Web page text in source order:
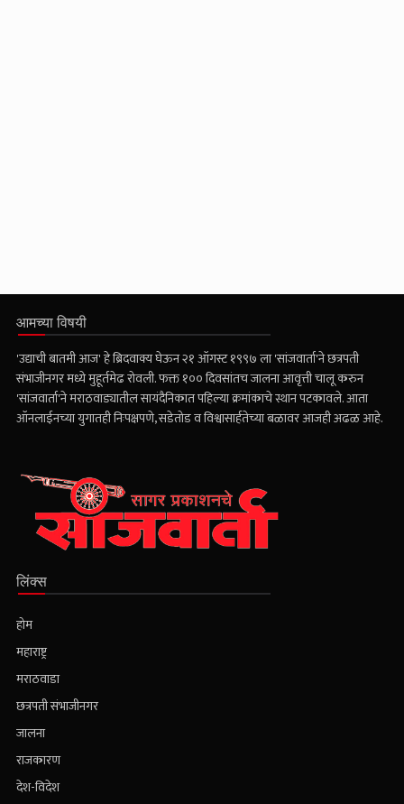
आमच्या विषयी
'उद्याची बातमी आज' हे ब्रिदवाक्य घेऊन २१ ऑगस्ट १९९७ ला 'सांजवार्ता'ने छत्रपती
संभाजीनगर मध्ये मुहूर्तमेढ रोवली. फक्त १०० दिवसांतच जालना आवृत्ती चालू करुन
'सांजवार्ता'ने मराठवाड्यातील सायंदैनिकात पहिल्या क्रमांकाचे स्थान पटकावले. आता
ऑनलाईनच्या युगातही निःपक्षपणे, सडेतोड व विश्वासार्हतेच्या बळावर आजही अढळ आहे.
लिंक्स
होम
महाराष्ट्र
मराठवाडा
छत्रपती संभाजीनगर
जालना
राजकारण
देश-विदेश